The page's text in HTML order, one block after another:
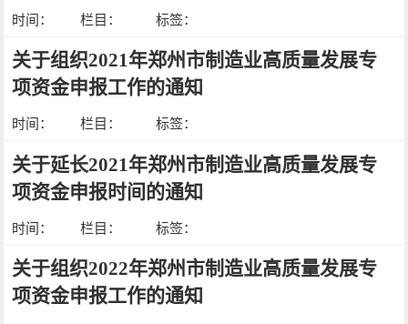
时间： 栏目： 标签：
关于组织2021年郑州市制造业高质量发展专
项资金申报工作的通知
时间： 栏目： 标签：
关于延长2021年郑州市制造业高质量发展专
项资金申报时间的通知
时间： 栏目： 标签：
关于组织2022年郑州市制造业高质量发展专
项资金申报工作的通知